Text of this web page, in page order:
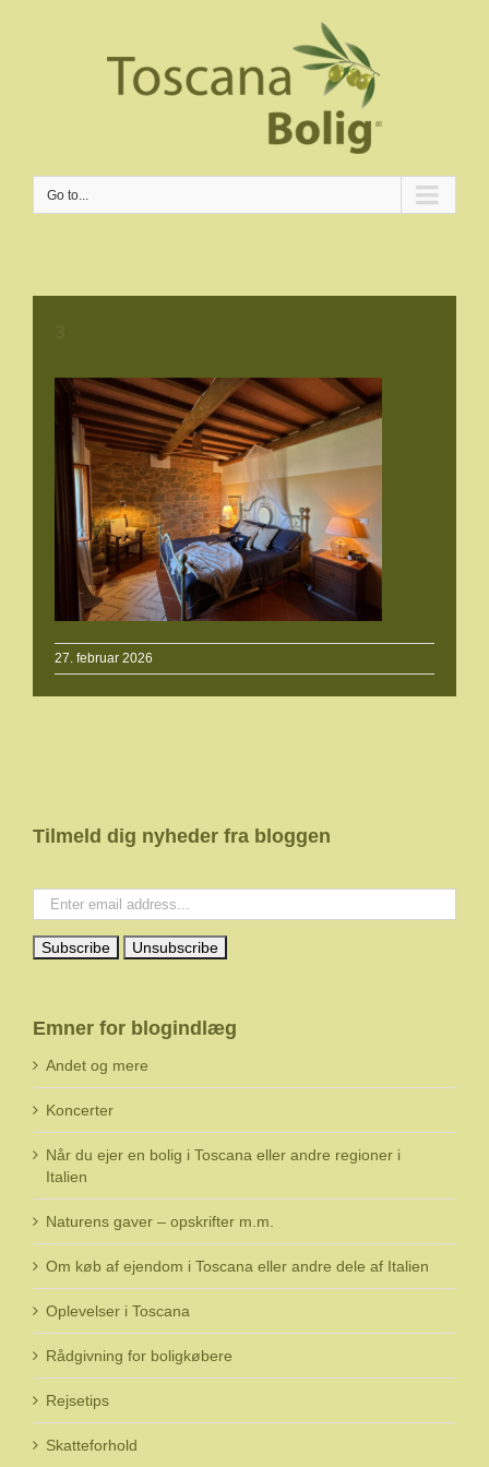
Go to...
27. februar 2026
Tilmeld dig nyheder fra bloggen
Emner for blogindlæg
Andet og mere
Koncerter
Når du ejer en bolig i Toscana eller andre regioner i
Italien
Naturens gaver – opskrifter m.m.
Om køb af ejendom i Toscana eller andre dele af Italien
Oplevelser i Toscana
Rådgivning for boligkøbere
Rejsetips
Skatteforhold